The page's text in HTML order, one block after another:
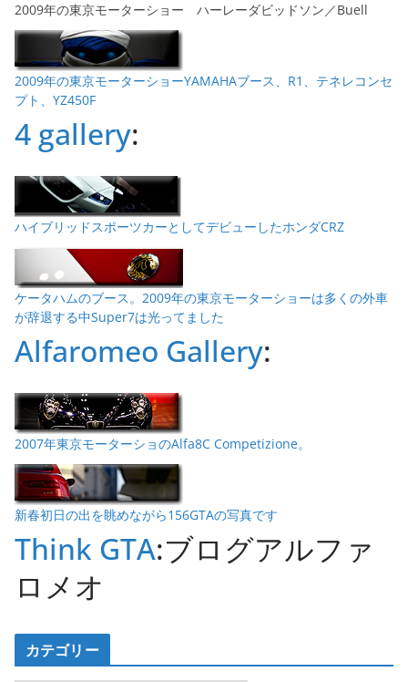
2009年の東京モーターショー ハーレーダビッドソン／Buell
2009年の東京モーターショーYAMAHAブース、R1、テネレコンセ
プト、YZ450F
4 gallery:
ハイブリッドスポーツカーとしてデビューしたホンダCRZ
ケータハムのブース。2009年の東京モーターショーは多くの外車
が辞退する中Super7は光ってました
Alfaromeo Gallery:
2007年東京モーターショのAlfa8C Competizione。
新春初日の出を眺めながら156GTAの写真です
Think GTA:ブログアルファ
ロメオ
カテゴリー